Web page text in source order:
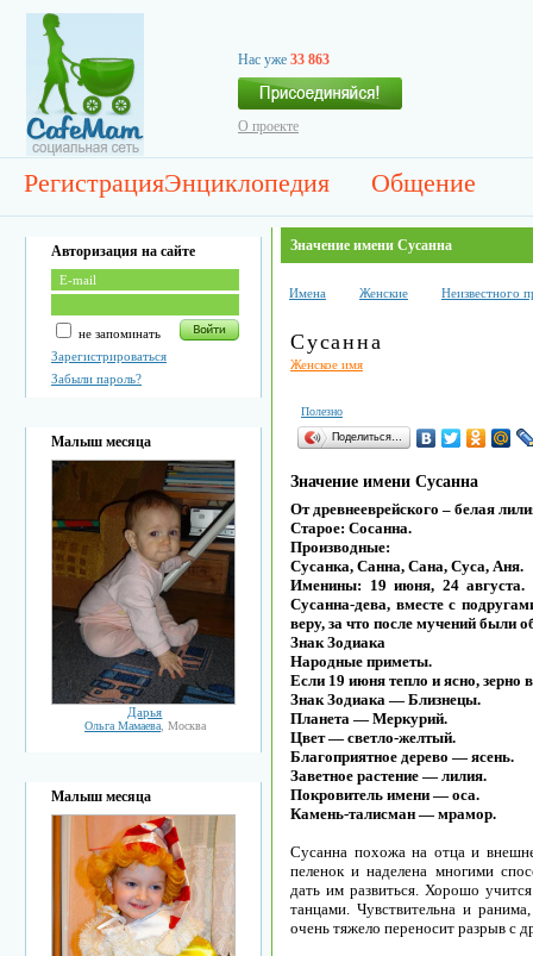
Нас уже 33 863
О проекте
РегистрацияЭнциклопедия Общение
Авторизация на сайте
не запоминать
Зарегистрироваться
Забыли пароль?
Малыш месяца
Дарья
Ольга Мамаева , Москва
Малыш месяца
Значение имени Сусанна
Имена Женские Неизвестного
Сусанна
Женское имя
Полезно
Поделиться…
Значение имени Сусанна
От древнееврейского – белая
Старое: Сосанна.
Производные:
Сусанка, Санна, Сана, Суса, Аня.
Именины: 19 июня, 24
Сусанна-дева, вместе с
веру, за что после мучений были
Знак Зодиака
Народные приметы.
Если 19 июня тепло и ясно, зерно
Знак Зодиака — Близнецы.
Планета — Меркурий.
Цвет — светло-желтый.
Благоприятное дерево — ясень.
Заветное растение — лилия.
Покровитель имени — оса.
Камень-талисман — мрамор.
Сусанна похожа на отца и
пеленок и наделена многими
дать им развиться. Хорошо
танцами. Чувствительна и
очень тяжело переносит разрыв с